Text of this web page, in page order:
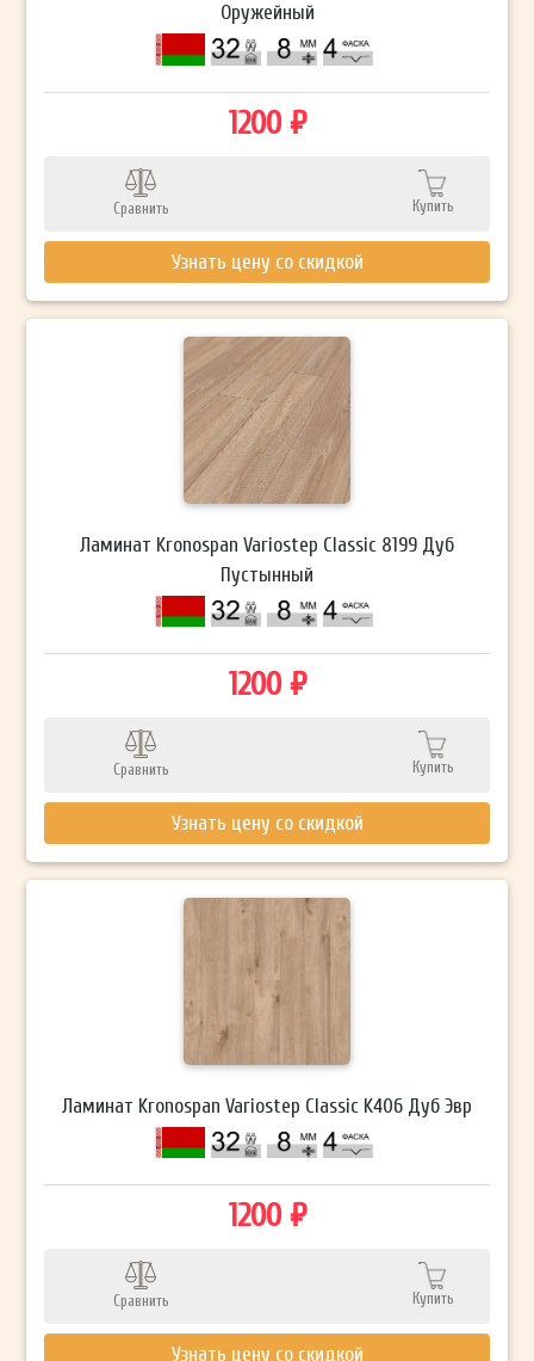
Оружейный
1200 ₽
Сравнить Купить
Узнать цену со скидкой
Ламинат Kronospan Variostep Classic 8199 Дуб
Пустынный
1200 ₽
Сравнить Купить
Узнать цену со скидкой
Ламинат Kronospan Variostep Classic K406 Дуб Эвр
1200 ₽
Сравнить Купить
Узнать цену со скидкой